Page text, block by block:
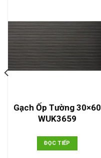
Gạch Ốp Tường 30×60
WUK3659
ĐỌC TIẾP